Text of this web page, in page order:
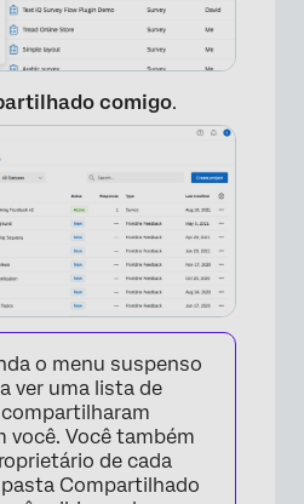
comigo.
o menu suspenso
ver uma lista de
você. Você também
de cada
Compartilhado